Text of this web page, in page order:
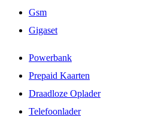
Gsm
Gigaset
Powerbank
Prepaid Kaarten
Draadloze Oplader
Telefoonlader